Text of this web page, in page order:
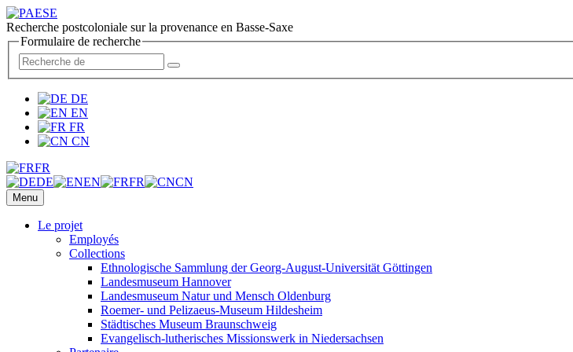
Recherche postcoloniale sur la provenance en Basse-Saxe
Formulaire de recherche
DE
EN
FR
CN
FR
DE
EN FR CN
Menu
Le projet
Employés
Collections
Ethnologische Sammlung der Georg-August-Universität Göttingen
Landesmuseum Hannover
Landesmuseum Natur und Mensch Oldenburg
Roemer- und Pelizaeus-Museum Hildesheim
Städtisches Museum Braunschweig
Evangelisch-lutherisches Missionswerk in Niedersachsen